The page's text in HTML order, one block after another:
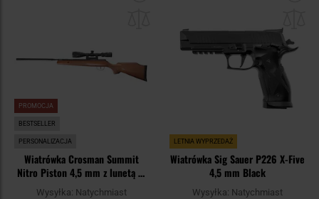
PROMOCJA
BESTSELLER
PERSONALIZACJA
Wiatrówka Crosman Summit
Nitro Piston 4,5 mm z lunetą 3-
9x40
Wysyłka: Natychmiast
LETNIA WYPRZEDAŻ
Wiatrówka Sig Sauer P226 X-Five
4,5 mm Black
Wysyłka: Natychmiast